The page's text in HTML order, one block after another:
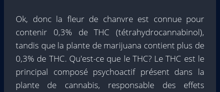
Ok, donc la fleur de chanvre est connue pour
contenir 0,3% de THC (tétrahydrocannabinol),
tandis que la plante de marijuana contient plus de
0,3% de THC. Qu'est-ce que le THC?Le THC est le
principal composé psychoactif présent dans la
plante de cannabis, responsable des effets